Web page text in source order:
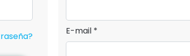
E-mail *